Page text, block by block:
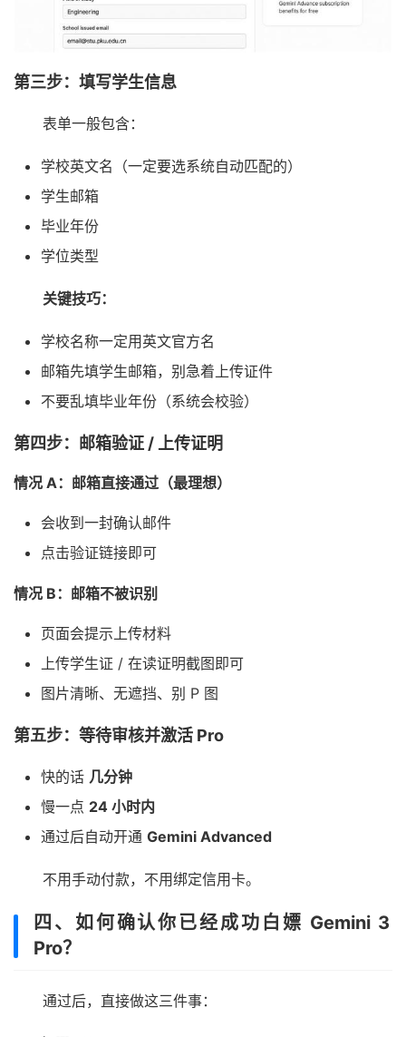
第三步：填写学生信息
表单一般包含：
学校英文名（一定要选系统自动匹配的）
学生邮箱
毕业年份
学位类型
关键技巧：
学校名称一定用英文官方名
邮箱先填学生邮箱，别急着上传证件
不要乱填毕业年份（系统会校验）
第四步：邮箱验证 / 上传证明
情况 A：邮箱直接通过（最理想）
会收到一封确认邮件
点击验证链接即可
情况 B：邮箱不被识别
页面会提示上传材料
上传学生证 / 在读证明截图即可
图片清晰、无遮挡、别 P 图
第五步：等待审核并激活 Pro
快的话 几分钟
慢一点 24 小时内
通过后自动开通 Gemini Advanced
不用手动付款，不用绑定信用卡。
四、如何确认你已经成功白嫖 Gemini 3
Pro？
通过后，直接做这三件事：